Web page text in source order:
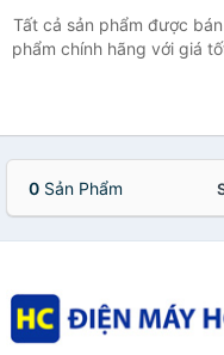
Tất cả sản phẩm được
phẩm chính hãng với giá
0 Sản Phẩm